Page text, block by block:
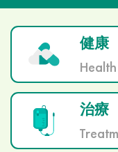
健康
Health
治療